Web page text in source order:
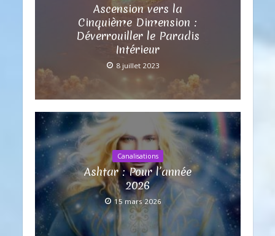
Ascension vers la
Cinquième Dimension :
Déverrouiller le Paradis
Intérieur
8 juillet 2023
Canalisations
Ashtar : Pour l’année
2026
15 mars 2026